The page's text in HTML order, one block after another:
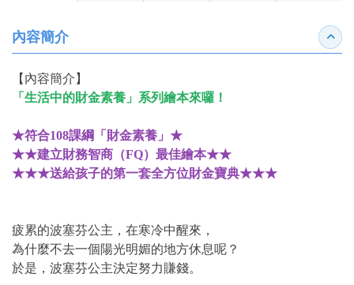
內容簡介 收合
【內容簡介】
「生活中的財金素養」系列繪本來囉！
★符合108課綱「財金素養」★
★★建立財務智商（FQ）最佳繪本★★
★★★送給孩子的第一套全方位財金寶典★★★
疲累的波塞芬公主，在寒冷中醒來，
為什麼不去一個陽光明媚的地方休息呢？
於是，波塞芬公主決定努力賺錢。